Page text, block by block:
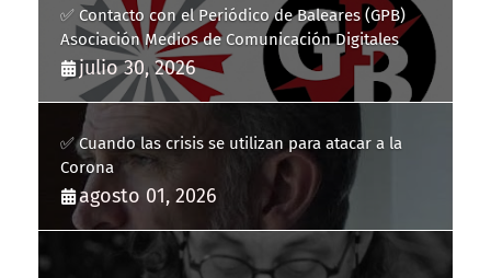
✅ Contacto con el Periódico de Baleares (GPB)
Asociación Medios de Comunicación Digitales
julio 30, 2026
✅ Cuando las crisis se utilizan para atacar a la
Corona
agosto 01, 2026